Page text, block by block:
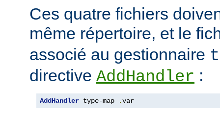
Ces quatre fichiers
même répertoire, et le
associé au gestionnaire
directive AddHandler :
AddHandler type-map .var